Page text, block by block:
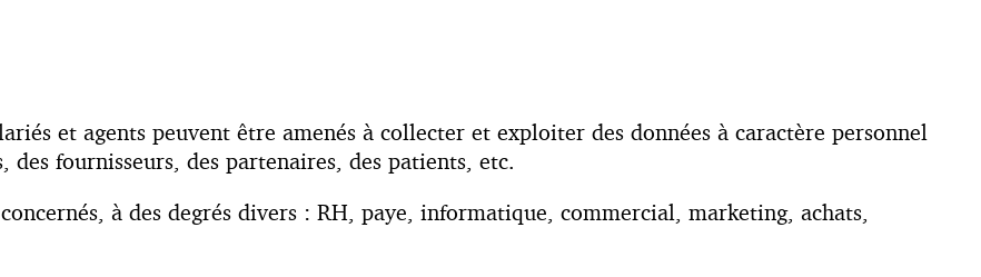
et agents peuvent être amenés à collecter et exploiter des données à caractère personnel
fournisseurs, des partenaires, des patients, etc.
à des degrés divers : RH, paye, informatique, commercial, marketing, achats,